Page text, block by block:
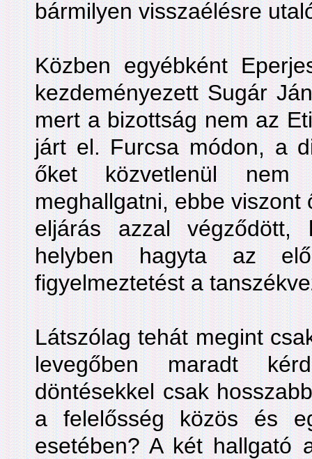
bármilyen visszaélésre
Közben egyébként
kezdeményezett Sugár
mert a bizottság nem az
járt el. Furcsa módon, a
őket közvetlenül nem
meghallgatni, ebbe viszont
eljárás azzal
helyben hagyta az
figyelmeztetést a
Látszólag tehát megint
levegőben maradt
döntésekkel csak
a felelősség közös és
esetében? A két hallgató